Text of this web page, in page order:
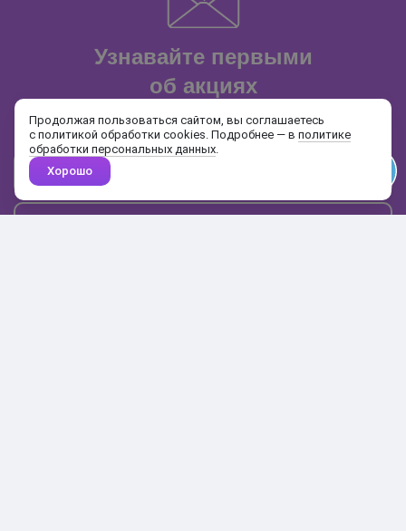
Узнавайте первыми
об акциях
и распродажах
Почта
Продолжая пользоваться сайтом, вы соглашаетесь
с политикой обработки cookies. Подробнее — в политике
обработки персональных данных.
Хорошо